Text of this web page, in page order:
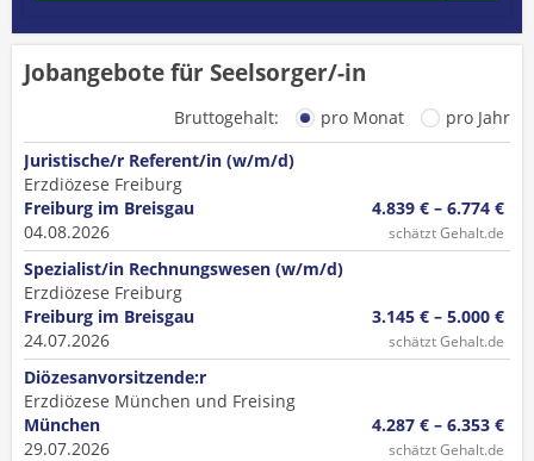
Jobangebote für Seelsorger/-in
Bruttogehalt: pro Monat
pro Jahr
Juristische/r Referent/in (w/m/d)
Erzdiözese Freiburg
Freiburg im Breisgau
04.08.2026
4.839 € – 6.774 €
schätzt Gehalt.de
Spezialist/in Rechnungswesen (w/m/d)
Erzdiözese Freiburg
Freiburg im Breisgau
24.07.2026
3.145 € – 5.000 €
schätzt Gehalt.de
Diözesanvorsitzende:r
Erzdiözese München und Freising
München
29.07.2026
4.287 € – 6.353 €
schätzt Gehalt.de